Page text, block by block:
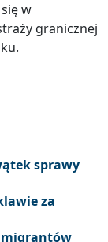
w
granicznej
sprawy
za